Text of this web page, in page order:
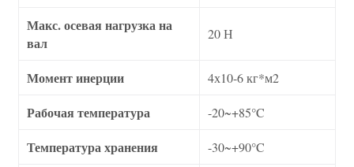
Макс. осевая нагрузка на
вал
20 Н
Момент инерции 4х10-6 кг*м2
Рабочая температура -20~+85°C
Температура хранения -30~+90°C